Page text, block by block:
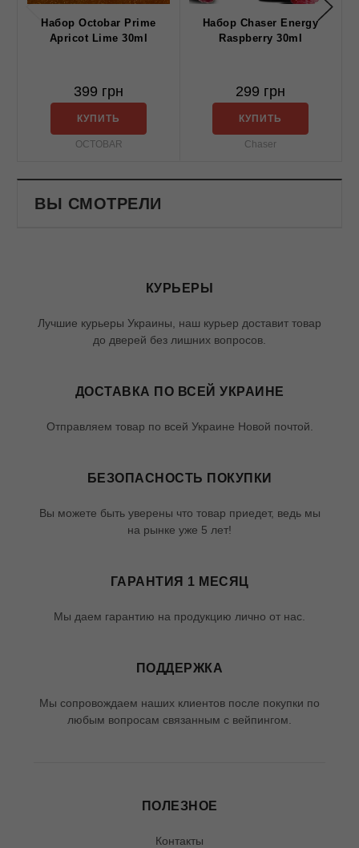
Набор Octobar Prime
Apricot Lime 30ml
399 грн
КУПИТЬ
OCTOBAR
Набор Chaser Energy
Raspberry 30ml
299 грн
КУПИТЬ
Chaser
ВЫ СМОТРЕЛИ
КУРЬЕРЫ
Лучшие курьеры Украины, наш курьер доставит товар
до дверей без лишних вопросов.
ДОСТАВКА ПО ВСЕЙ УКРАИНЕ
Отправляем товар по всей Украине Новой почтой.
БЕЗОПАСНОСТЬ ПОКУПКИ
Вы можете быть уверены что товар приедет, ведь мы
на рынке уже 5 лет!
ГАРАНТИЯ 1 МЕСЯЦ
Мы даем гарантию на продукцию лично от нас.
ПОДДЕРЖКА
Мы сопровождаем наших клиентов после покупки по
любым вопросам связанным с вейпингом.
ПОЛЕЗНОЕ
Контакты